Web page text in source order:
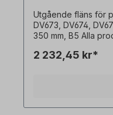
Utgående fläns för
DV673, DV674,
350 mm, B5 Alla
2 232,45 kr*